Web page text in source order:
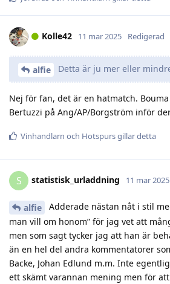
Kolle42 11 mar 2025 Redigerad
alfie Detta är ju mer eller
Nej för fan, det är en hatmatch.
Bertuzzi på Ang/AP/Borgström inför
Vinhandlarn och Hotspursgillar detta
S statistisk_urladdning 11 mar 2025
alfie
Adderade nästan nåt i stil
man vill om honom” för jag vet att
men som sagt tycker jag att han är
än en hel del andra kommentatorer
Backe, Johan Edlund m.m. Inte
ett skämt varannan mening men för